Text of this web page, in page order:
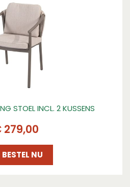
STOEL INCL. 2 KUSSENS
279,00
BESTEL NU